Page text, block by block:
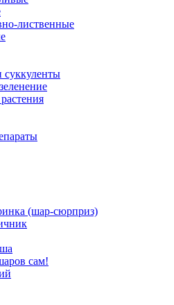
лиственные
суккуленты
(шар-сюрприз)
сам!